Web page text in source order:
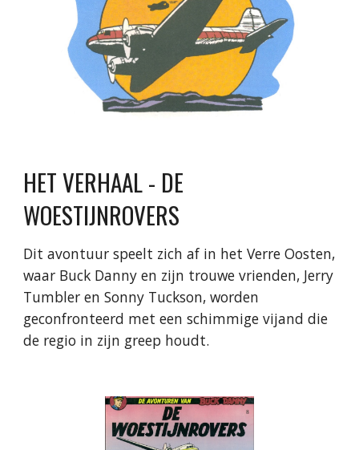
HET VERHAAL - DE
WOESTIJNROVERS
Dit avontuur speelt zich af in het Verre Oosten,
waar Buck Danny en zijn trouwe vrienden, Jerry
Tumbler en Sonny Tuckson, worden
geconfronteerd met een schimmige vijand die
de regio in zijn greep houdt.